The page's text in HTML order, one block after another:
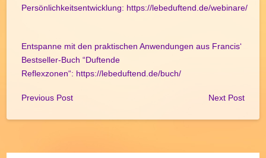
Persönlichkeitsentwicklung: https://lebeduftend.de/webinare/
Entspanne mit den praktischen Anwendungen aus Francis‘
Bestseller-Buch “Duftende
Reflexzonen“: https://lebeduftend.de/buch/
Previous Post Next Post